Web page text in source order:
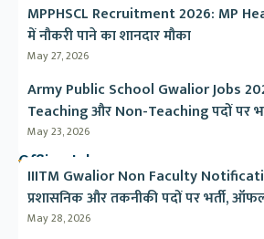
MPPHSCL Recruitment 2026: MP
में नौकरी पाने का शानदार मौका
May 27, 2026
Army Public School Gwalior Jobs
Teaching और Non-Teaching पदों पर
May 23, 2026
Offline Jobs
IIITM Gwalior Non Faculty
प्रशासनिक और तकनीकी पदों पर भर्ती,
May 28, 2026